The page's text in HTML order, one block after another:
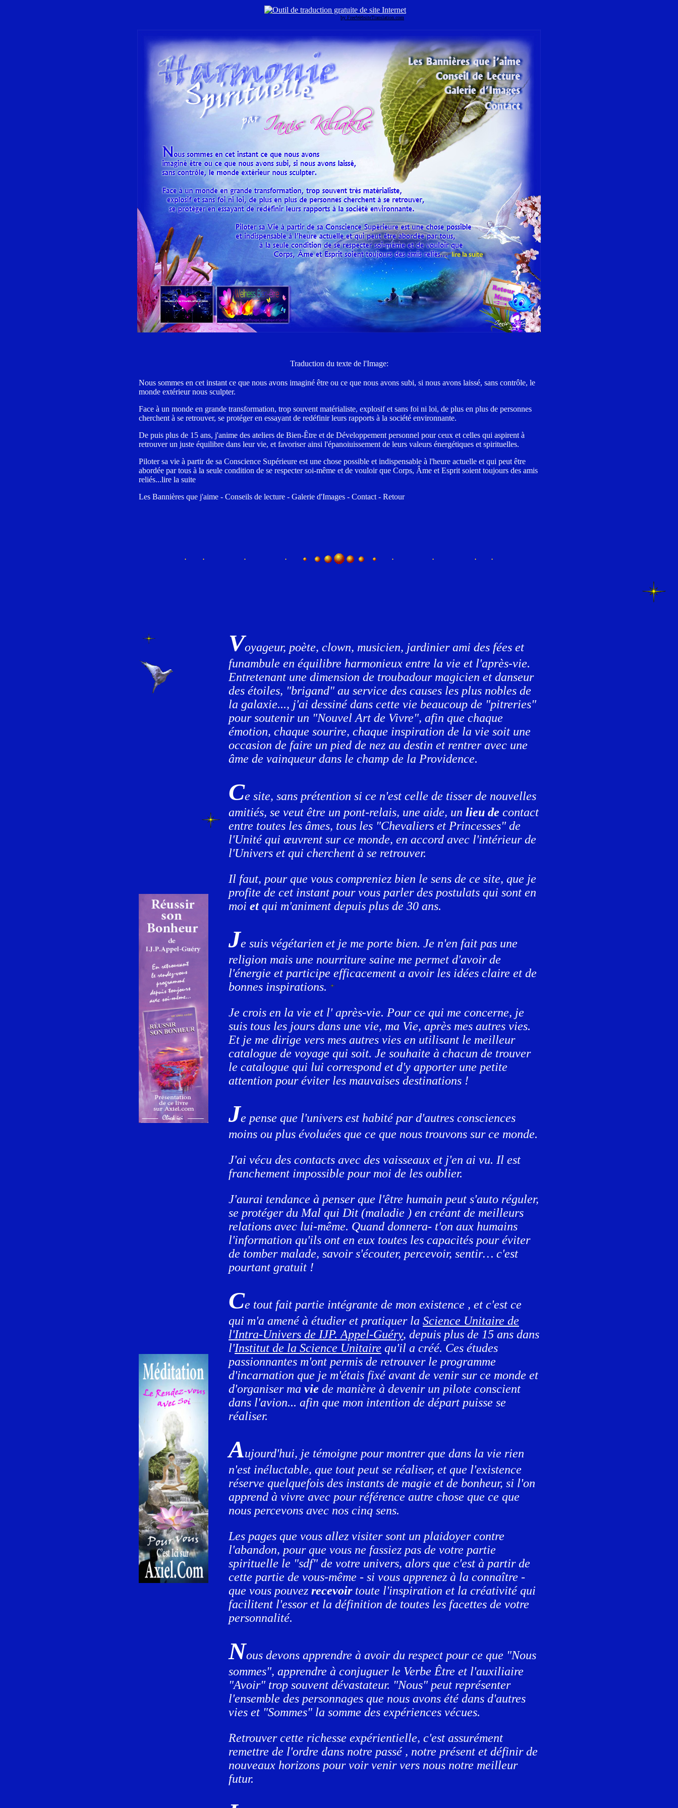
by FreeWebsiteTranslation.com
Traduction du texte de l'Image:
Nous sommes en cet instant ce que nous avons imaginé être ou ce que nous avons subi, si nous avons laissé, sans contrôle, le
monde extérieur nous sculpter.
Face à un monde en grande transformation, trop souvent matérialiste, explosif et sans foi ni loi, de plus en plus de personnes
cherchent à se retrouver, se protéger en essayant de redéfinir leurs rapports à la société environnante.
De puis plus de 15 ans, j'anime des ateliers de Bien-Être et de Développement personnel pour ceux et celles qui aspirent à
retrouver un juste équilibre dans leur vie, et favoriser ainsi l'épanoiuissement de leurs valeurs énergétiques et spirituelles.
Piloter sa vie à partir de sa Conscience Supérieure est une chose possible et indispensable à l'heure actuelle et qui peut être
abordée par tous à la seule condition de se respecter soi-même et de vouloir que Corps, Âme et Esprit soient toujours des amis
reliés...lire la suite
Les Bannières que j'aime - Conseils de lecture - Galerie d'Images - Contact - Retour
Voyageur, poète, clown, musicien, jardinier ami des fées et
funambule en équilibre harmonieux entre la vie et l'après-vie.
Entretenant une dimension de troubadour magicien et danseur
des étoiles, "brigand" au service des causes les plus nobles de
la galaxie..., j'ai dessiné dans cette vie beaucoup de "pitreries"
pour soutenir un "Nouvel Art de Vivre", afin que chaque
émotion, chaque sourire, chaque inspiration de la vie soit une
occasion de faire un pied de nez au destin et rentrer avec une
âme de vainqueur dans le champ de la Providence.
Ce site, sans prétention si ce n'est celle de tisser de nouvelles
amitiés, se veut être un pont-relais, une aide, un lieu de contact
entre toutes les âmes, tous les "Chevaliers et Princesses" de
l'Unité qui œuvrent sur ce monde, en accord avec l'intérieur de
l'Univers et qui cherchent à se retrouver.
Il faut, pour que vous compreniez bien le sens de ce site, que je
profite de cet instant pour vous parler des postulats qui sont en
moi etqui m'animent depuis plus de 30 ans.
Je suis végétarien et je me porte bien. Je n'en fait pas une
religion mais une nourriture saine me permet d'avoir de
l'énergie et participe efficacement a avoir les idées claire et de
bonnes inspirations.
Je crois en la vie et l' après-vie. Pour ce qui me concerne, je
suis tous les jours dans une vie, ma Vie, après mes autres vies.
Et je me dirige vers mes autres vies en utilisant le meilleur
catalogue de voyage qui soit. Je souhaite à chacun de trouver
le catalogue qui lui correspond et d'y apporter une petite
attention pour éviter les mauvaises destinations !
Je pense que l'univers est habité par d'autres consciences
moins ou plus évoluées que ce que nous trouvons sur ce monde.
J'ai vécu des contacts avec des vaisseaux et j'en ai vu. Il est
franchement impossible pour moi de les oublier.
J'aurai tendance à penser que l'être humain peut s'auto réguler,
se protéger du Mal qui Dit (maladie ) en créant de meilleurs
relations avec lui-même. Quand donnera- t'on aux humains
l'information qu'ils ont en eux toutes les capacités pour éviter
de tomber malade, savoir s'écouter, percevoir, sentir… c'est
pourtant gratuit !
Ce tout fait partie intégrante de mon existence , et c'est ce
qui m'a amené à étudier et pratiquer la Science Unitaire de
l'Intra-Univers de IJP. Appel-Guéry, depuis plus de 15 ans dans
l'Institut de la Science Unitaire qu'il a créé. Ces études
passionnantes m'ont permis de retrouver le programme
d'incarnation que je m'étais fixé avant de venir sur ce monde et
d'organiser ma vie de manière à devenir un pilote conscient
dans l'avion... afin que mon intention de départ puisse se
réaliser.
Aujourd'hui, je témoigne pour montrer que dans la vie rien
n'est inéluctable, que tout peut se réaliser, et que l'existence
réserve quelquefois des instants de magie et de bonheur, si l'on
apprend à vivre avec pour référence autre chose que ce que
nous percevons avec nos cinq sens.
Les pages que vous allez visiter sont un plaidoyer contre
l'abandon, pour que vous ne fassiez pas de votre partie
spirituelle le "sdf" de votre univers, alors que c'est à partir de
cette partie de vous-même - si vous apprenez à la connaître -
que vous pouvez recevoir toute l'inspiration et la créativité qui
facilitent l'essor et la définition de toutes les facettes de votre
personnalité.
Nous devons apprendre à avoir du respect pour ce que "Nous
sommes", apprendre à conjuguer le Verbe Être et l'auxiliaire
"Avoir" trop souvent dévastateur. "Nous" peut représenter
l'ensemble des personnages que nous avons été dans d'autres
vies et "Sommes" la somme des expériences vécues.
Retrouver cette richesse expérientielle, c'est assurément
remettre de l'ordre dans notre passé , notre présent et définir de
nouveaux horizons pour voir venir vers nous notre meilleur
futur.